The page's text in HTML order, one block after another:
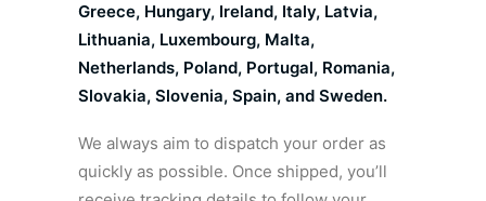
Greece, Hungary, Ireland, Italy, Latvia,
Lithuania, Luxembourg, Malta,
Netherlands, Poland, Portugal, Romania,
Slovakia, Slovenia, Spain, and Sweden.
We always aim to dispatch your order as
quickly as possible. Once shipped, you’ll